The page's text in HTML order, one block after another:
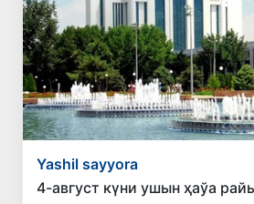
Yashil sayyora
4-август күни ушын ҳаўа